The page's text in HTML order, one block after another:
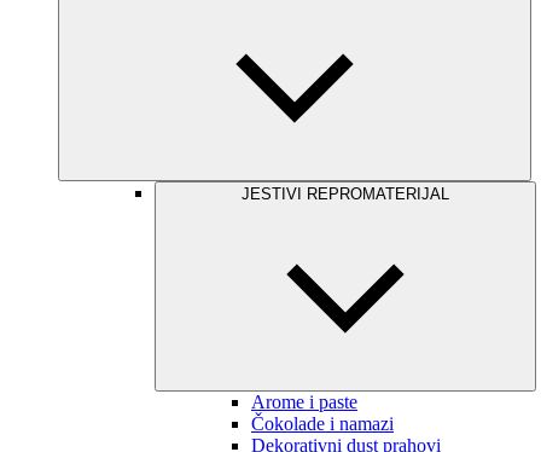
JESTIVI REPROMATERIJAL
Arome i paste
Čokolade i namazi
Dekorativni dust prahovi